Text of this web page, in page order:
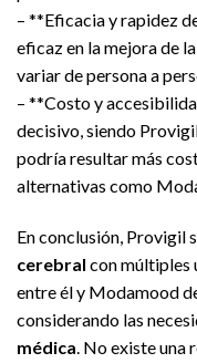
– **Eficacia y rapidez
eficaz en la mejora de
variar de persona a
– **Costo y
decisivo, siendo
podría resultar más
alternativas como
En conclusión, Provigil
cerebral con múltiples
entre él y Modamood
considerando las
médica. No existe una